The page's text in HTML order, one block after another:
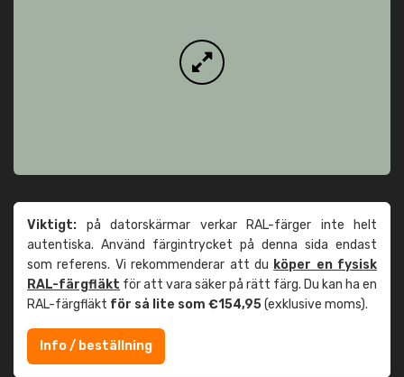
Viktigt: på datorskärmar verkar RAL-färger inte helt
autentiska. Använd färgintrycket på denna sida endast
som referens. Vi rekommenderar att du köper en fysisk
RAL-färgfläkt för att vara säker på rätt färg. Du kan ha en
RAL-färgfläkt för så lite som €154,95(exklusive moms).
Info / beställning